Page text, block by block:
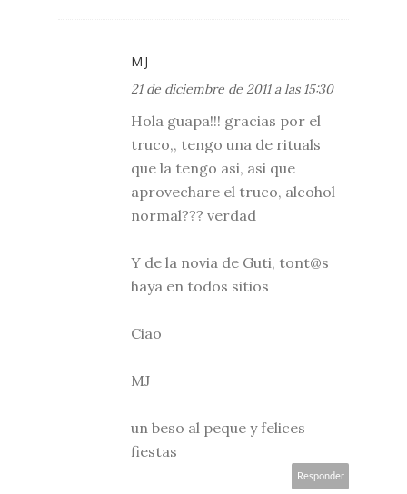
MJ
21 de diciembre de 2011 a las 15:30
Hola guapa!!! gracias por el
truco,, tengo una de rituals
que la tengo asi, asi que
aprovechare el truco, alcohol
normal??? verdad
Y de la novia de Guti, tont@s
haya en todos sitios
Ciao
MJ
un beso al peque y felices
fiestas
Responder